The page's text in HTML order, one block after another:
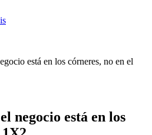
está en los córneres, no en el
negocio está en los